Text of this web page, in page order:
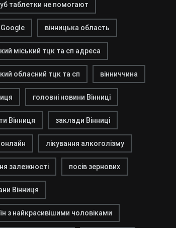
таблетки не помогают
Google вінницька область
міський тцк та сп адреса
обласний тцк та сп вінниччина
головні новини Вінниці
Вінниця заклади Вінниці
лікування алкоголізму
залежності посів зернових
Вінниця
з найкрасивішими чоловіками